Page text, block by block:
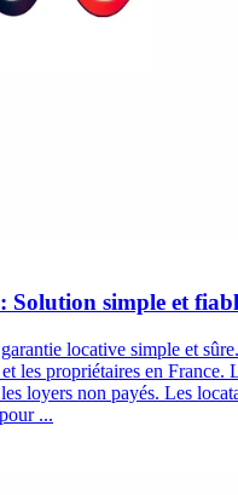
Solution simple et
locative simple et sûre.
les propriétaires en France.
loyers non payés. Les
...